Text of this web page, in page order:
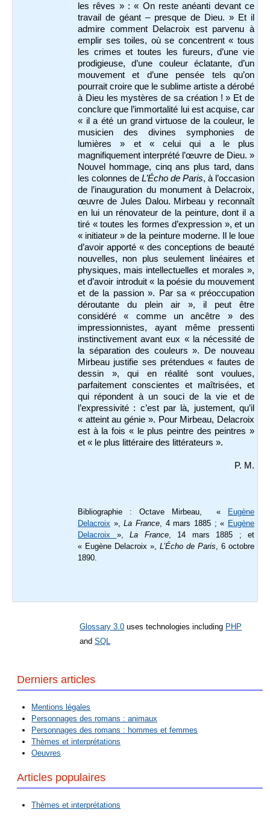
les rêves » : « On reste anéanti devant ce
travail de géant – presque de Dieu. » Et il
admire comment Delacroix est parvenu à
emplir ses toiles, où se concentrent « tous
les crimes et toutes les fureurs, d’une vie
prodigieuse, d’une couleur éclatante, d’un
mouvement et d’une pensée tels qu’on
pourrait croire que le sublime artiste a dérobé
à Dieu les mystères de sa création ! » Et de
conclure que l’immortalité lui est acquise, car
« il a été un grand virtuose de la couleur, le
musicien des divines symphonies de
lumières » et « celui qui a le plus
magnifiquement interprété l’œuvre de Dieu. »
Nouvel hommage, cinq ans plus tard, dans
les colonnes de L’Écho de Paris, à l’occasion
de l’inauguration du monument à Delacroix,
œuvre de Jules Dalou. Mirbeau y reconnaît
en lui un rénovateur de la peinture, dont il a
tiré « toutes les formes d’expression », et un
« initiateur » de la peinture moderne. Il le loue
d’avoir apporté « des conceptions de beauté
nouvelles, non plus seulement linéaires et
physiques, mais intellectuelles et morales »,
et d’avoir introduit « la poésie du mouvement
et de la passion ». Par sa « préoccupation
déroutante du plein air », il peut être
considéré « comme un ancêtre » des
impressionnistes, ayant même pressenti
instinctivement avant eux « la nécessité de
la séparation des couleurs ». De nouveau
Mirbeau justifie ses prétendues « fautes de
dessin », qui en réalité sont voulues,
parfaitement conscientes et maîtrisées, et
qui répondent à un souci de la vie et de
l’expressivité : c’est par là, justement, qu’il
« atteint au génie ». Pour Mirbeau, Delacroix
est à la fois « le plus peintre des peintres »
et « le plus littéraire des littérateurs ».
P. M.
Bibliographie : Octave Mirbeau, «
Eugène
Delacroix »,La France, 4 mars 1885 ; « Eugène
Delacroix », La France, 14 mars 1885 ; et
« Eugène Delacroix », L’Écho de Paris, 6 octobre
1890.
Glossary 3.0 uses technologies including PHP
and SQL
Derniers articles
Mentions légales
Personnages des romans : animaux
Personnages des romans : hommes et femmes
Thèmes et interprétations
Oeuvres
Articles populaires
Thèmes et interprétations